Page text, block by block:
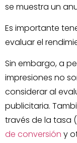
se muestra un
Es importante
evaluar el
Sin embargo, a
impresiones no
considerar al
publicitaria.
través de la tasa (
de conversión y